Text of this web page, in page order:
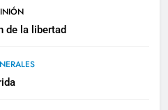
de la libertad